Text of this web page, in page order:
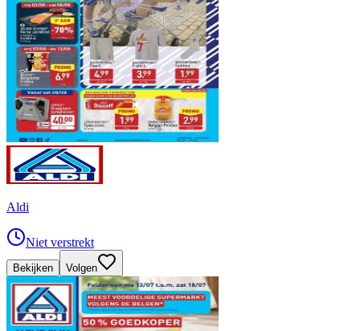
Aldi
Niet verstrekt
Bekijken Volgen